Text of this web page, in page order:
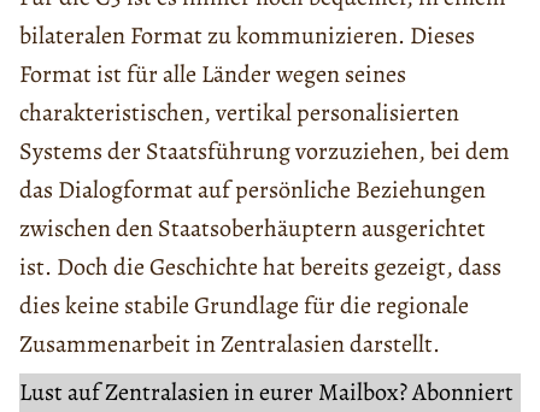
bilateralen Format zu kommunizieren. Dieses
Format ist für alle Länder wegen seines
charakteristischen, vertikal personalisierten
Systems der Staatsführung vorzuziehen, bei dem
das Dialogformat auf persönliche Beziehungen
zwischen den Staatsoberhäuptern ausgerichtet
ist. Doch die Geschichte hat bereits gezeigt, dass
dies keine stabile Grundlage für die regionale
Zusammenarbeit in Zentralasien darstellt.
Lust auf Zentralasien in eurer Mailbox? Abonniert